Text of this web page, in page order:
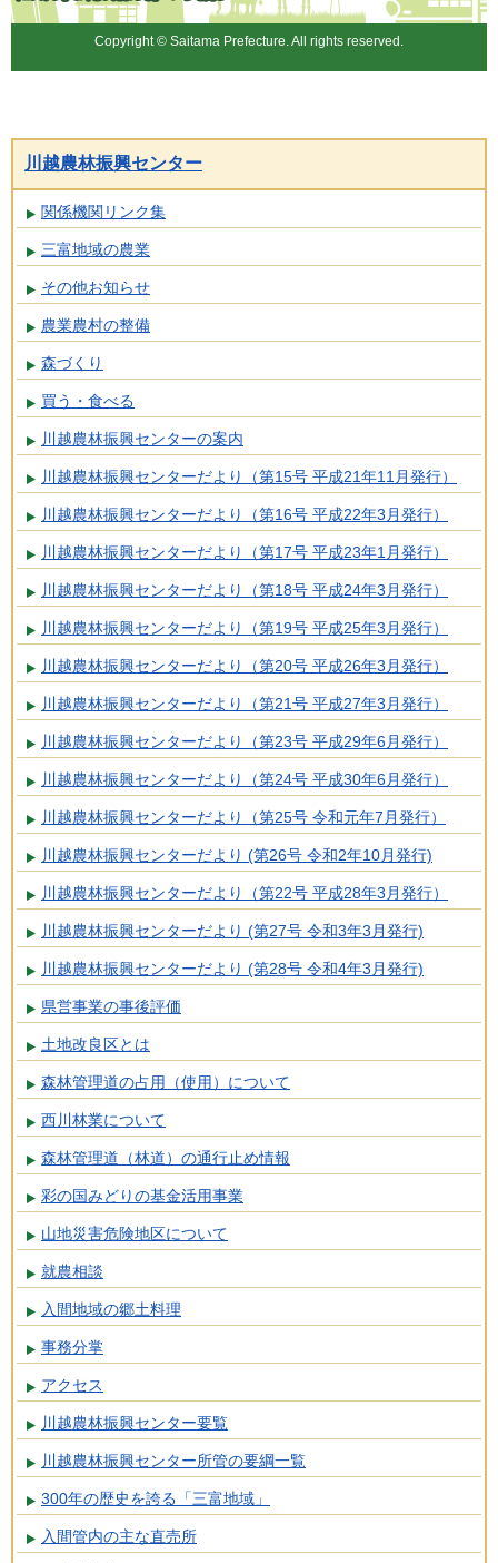
ち」
Copyright © Saitama Prefecture. All rights reserved.
川越農林振興センター
関係機関リンク集
三富地域の農業
その他お知らせ
農業農村の整備
森づくり
買う・食べる
川越農林振興センターの案内
川越農林振興センターだより（第15号 平成21年11月発行）
川越農林振興センターだより（第16号 平成22年3月発行）
川越農林振興センターだより（第17号 平成23年1月発行）
川越農林振興センターだより（第18号 平成24年3月発行）
川越農林振興センターだより（第19号 平成25年3月発行）
川越農林振興センターだより（第20号 平成26年3月発行）
川越農林振興センターだより（第21号 平成27年3月発行）
川越農林振興センターだより（第23号 平成29年6月発行）
川越農林振興センターだより（第24号 平成30年6月発行）
川越農林振興センターだより（第25号 令和元年7月発行）
川越農林振興センターだより (第26号 令和2年10月発行)
川越農林振興センターだより（第22号 平成28年3月発行）
川越農林振興センターだより (第27号 令和3年3月発行)
川越農林振興センターだより (第28号 令和4年3月発行)
県営事業の事後評価
土地改良区とは
森林管理道の占用（使用）について
西川林業について
森林管理道（林道）の通行止め情報
彩の国みどりの基金活用事業
山地災害危険地区について
就農相談
入間地域の郷土料理
事務分掌
アクセス
川越農林振興センター要覧
川越農林振興センター所管の要綱一覧
300年の歴史を誇る「三富地域」
入間管内の主な直売所